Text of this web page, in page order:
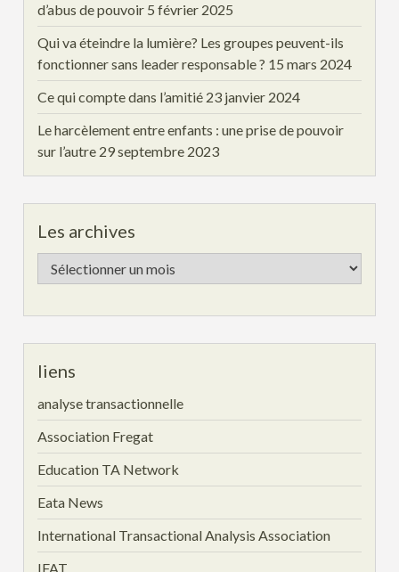
d’abus de pouvoir 5 février 2025
Qui va éteindre la lumière? Les groupes peuvent-ils
fonctionner sans leader responsable ? 15 mars 2024
Ce qui compte dans l’amitié 23 janvier 2024
Le harcèlement entre enfants : une prise de pouvoir
sur l’autre 29 septembre 2023
Les archives
Les
archives
liens
analyse transactionnelle
Association Fregat
Education TA Network
Eata News
International Transactional Analysis Association
IFAT